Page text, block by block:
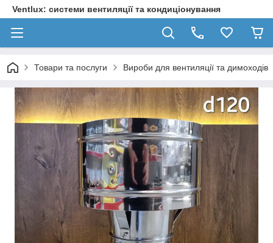
Ventlux: системи вентиляції та кондиціонування
Товари та послуги Вироби для вентиляції та димоходів